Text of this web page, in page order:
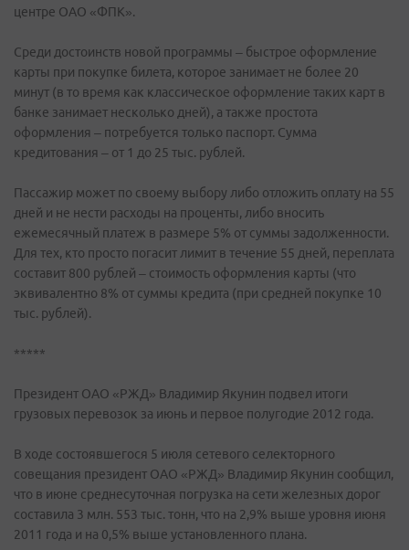
центре ОАО «ФПК».
Среди достоинств новой программы – быстрое оформление
карты при покупке билета, которое занимает не более 20
минут (в то время как классическое оформление таких карт в
банке занимает несколько дней), а также простота
оформления – потребуется только паспорт. Сумма
кредитования – от 1 до 25 тыс. рублей.
Пассажир может по своему выбору либо отложить оплату на 55
дней и не нести расходы на проценты, либо вносить
ежемесячный платеж в размере 5% от суммы задолженности.
Для тех, кто просто погасит лимит в течение 55 дней, переплата
составит 800 рублей – стоимость оформления карты (что
эквивалентно 8% от суммы кредита (при средней покупке 10
тыс. рублей).
*****
Президент ОАО «РЖД» Владимир Якунин подвел итоги
грузовых перевозок за июнь и первое полугодие 2012 года.
В ходе состоявшегося 5 июля сетевого селекторного
совещания президент ОАО «РЖД» Владимир Якунин сообщил,
что в июне среднесуточная погрузка на сети железных дорог
составила 3 млн. 553 тыс. тонн, что на 2,9% выше уровня июня
2011 года и на 0,5% выше установленного плана.